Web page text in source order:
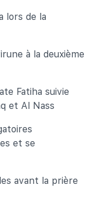
lors de la
à la deuxième
Fatiha suivie
et Al Nass
et se
avant la prière